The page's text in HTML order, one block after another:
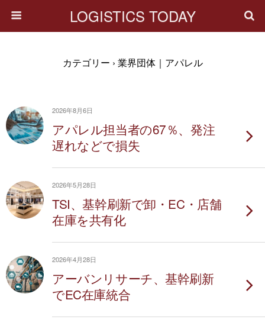
LOGISTICS TODAY
カテゴリー › 業界団体｜アパレル
2026年8月6日
アパレル担当者の67％、発注
遅れなどで損失
2026年5月28日
TSI、基幹刷新で卸・EC・店舗
在庫を共有化
2026年4月28日
アーバンリサーチ、基幹刷新
でEC在庫統合